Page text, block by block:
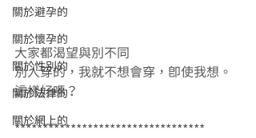
關於避孕的
關於懷孕的
關於性別的
關於法律的
關於網上的
大家都渴望與別不同
別人穿的，我就不想會穿，即使我想。
這樣好嗎？
**********************************